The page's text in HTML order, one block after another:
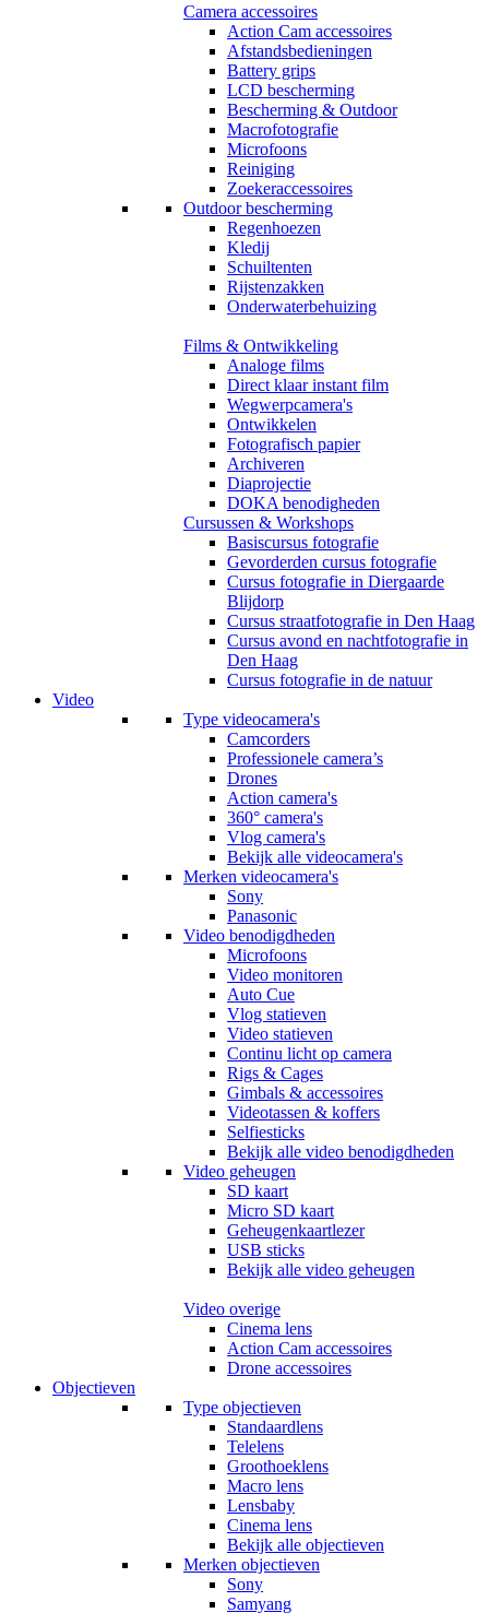
Camera accessoires
Action Cam accessoires
Afstandsbedieningen
Battery grips
LCD bescherming
Bescherming & Outdoor
Macrofotografie
Microfoons
Reiniging
Zoekeraccessoires
Outdoor bescherming
Regenhoezen
Kledij
Schuiltenten
Rijstenzakken
Onderwaterbehuizing
Films & Ontwikkeling
Analoge films
Direct klaar instant film
Wegwerpcamera's
Ontwikkelen
Fotografisch papier
Archiveren
Diaprojectie
DOKA benodigheden
Cursussen & Workshops
Basiscursus fotografie
Gevorderden cursus fotografie
Cursus fotografie in Diergaarde
Blijdorp
Cursus straatfotografie in Den Haag
Cursus avond en nachtfotografie in
Den Haag
Cursus fotografie in de natuur
Video
Type videocamera's
Camcorders
Professionele camera’s
Drones
Action camera's
360° camera's
Vlog camera's
Bekijk alle videocamera's
Merken videocamera's
Sony
Panasonic
Video benodigdheden
Microfoons
Video monitoren
Auto Cue
Vlog statieven
Video statieven
Continu licht op camera
Rigs & Cages
Gimbals & accessoires
Videotassen & koffers
Selfiesticks
Bekijk alle video benodigdheden
Video geheugen
SD kaart
Micro SD kaart
Geheugenkaartlezer
USB sticks
Bekijk alle video geheugen
Video overige
Cinema lens
Action Cam accessoires
Drone accessoires
Objectieven
Type objectieven
Standaardlens
Telelens
Groothoeklens
Macro lens
Lensbaby
Cinema lens
Bekijk alle objectieven
Merken objectieven
Sony
Samyang